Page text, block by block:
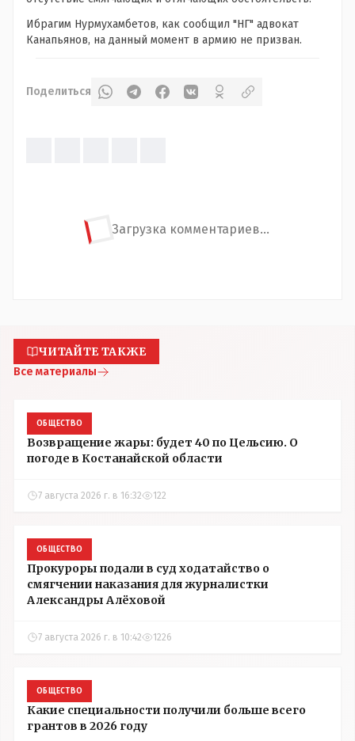
Ибрагим Нурмухамбетов, как сообщил "НГ" адвокат
Канапьянов, на данный момент в армию не призван.
Поделиться
Загрузка комментариев...
ЧИТАЙТЕ ТАКЖЕ
Все материалы
ОБЩЕСТВО
Возвращение жары: будет 40 по Цельсию. О
погоде в Костанайской области
7 августа 2026 г. в 16:32 122
ОБЩЕСТВО
Прокуроры подали в суд ходатайство о
смягчении наказания для журналистки
Александры Алёховой
7 августа 2026 г. в 10:42 1226
ОБЩЕСТВО
Какие специальности получили больше всего
грантов в 2026 году